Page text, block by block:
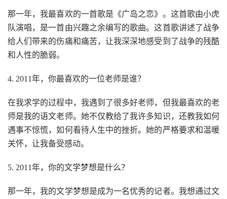
那一年，我最喜欢的一首歌是《广岛之恋》。这首歌由小虎
队演唱，是一首由兴趣之余编写的歌曲。这首歌讲述了战争
给人们带来的伤痛和痛苦，让我深深地感受到了战争的残酷
和人性的脆弱。
4. 2011年，你最喜欢的一位老师是谁？
在我求学的过程中，我遇到了很多好老师，但我最喜欢的老
师是我的语文老师。她不仅教给了我许多知识，还教我如何
遇事不惊慌，如何看待人生中的挫折。她的严格要求和温暖
关怀，让我备受感动。
5. 2011年，你的文学梦想是什么？
那一年，我的文学梦想是成为一名优秀的记者。我想通过文